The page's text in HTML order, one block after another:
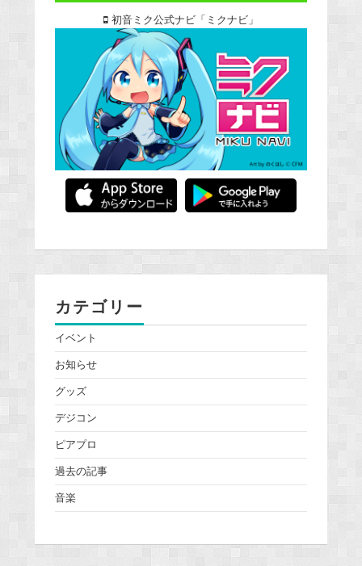
初音ミク公式ナビ「ミクナビ」
カテゴリー
イベント
お知らせ
グッズ
デジコン
ピアプロ
過去の記事
音楽